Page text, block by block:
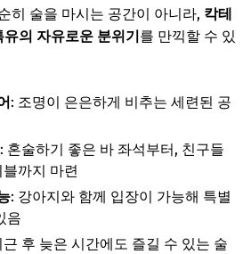
히 술을 마시는 공간이 아니라, 칵테
의 자유로운 분위기 를 만끽할 수 있
: 조명이 은은하게 비추는 세련된 공
: 혼술하기 좋은 바 좌석부터, 친구들
까지 마련
: 강아지와 함께 입장이 가능해 특별
음
근 후 늦은 시간에도 즐길 수 있는 술